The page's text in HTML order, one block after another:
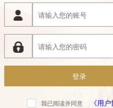
登录
我已阅读并同意 《用户